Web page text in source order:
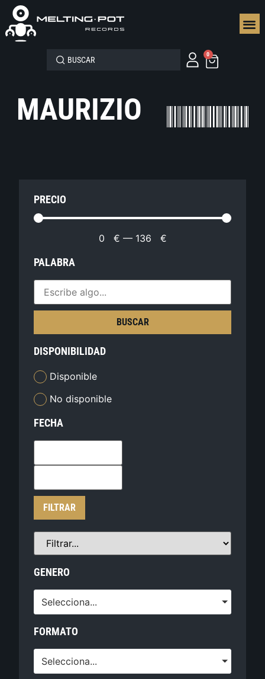
0
MAURIZIO
PRECIO
0 € — 136 €
PALABRA
BUSCAR
DISPONIBILIDAD
Disponible
No disponible
FECHA
FILTRAR
GENERO
Selecciona...
FORMATO
Selecciona...